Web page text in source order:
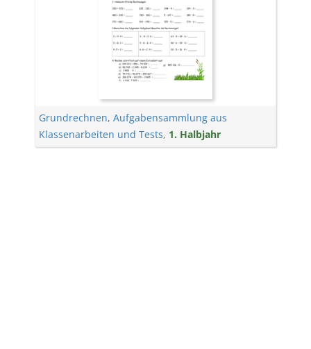
Grundrechnen, Aufgabensammlung aus
Klassenarbeiten und Tests, 1. Halbjahr